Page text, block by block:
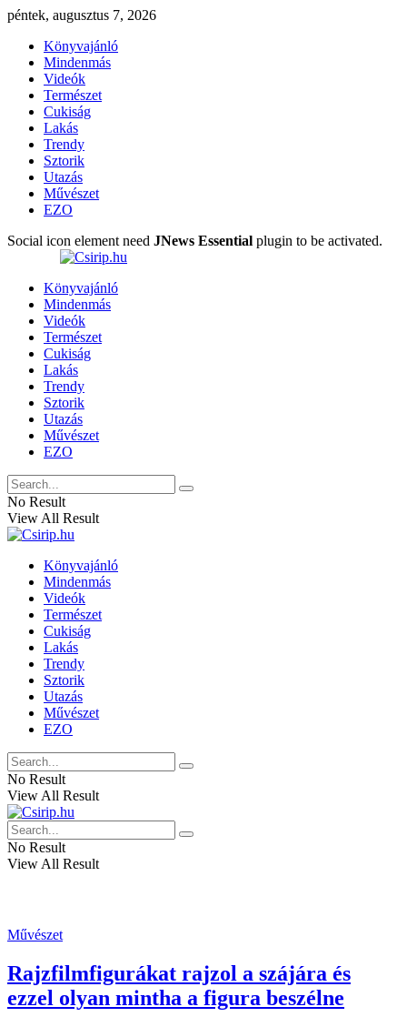
péntek, augusztus 7, 2026
Könyvajánló
Mindenmás
Videók
Természet
Cukiság
Lakás
Trendy
Sztorik
Utazás
Művészet
EZO
Social icon element need JNews Essential plugin to be activated.
Könyvajánló
Mindenmás
Videók
Természet
Cukiság
Lakás
Trendy
Sztorik
Utazás
Művészet
EZO
No Result
View All Result
Könyvajánló
Mindenmás
Videók
Természet
Cukiság
Lakás
Trendy
Sztorik
Utazás
Művészet
EZO
No Result
View All Result
No Result
View All Result
Művészet
Rajzfilmfigurákat rajzol a szájára és
ezzel olyan mintha a figura beszélne